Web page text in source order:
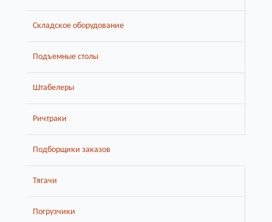
Складское оборудование
Подъемные столы
Штабелеры
Ричтраки
Подборщики заказов
Тягачи
Погрузчики